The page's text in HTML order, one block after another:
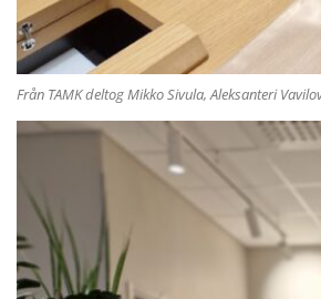
Från TAMK deltog Mikko Sivula, Aleksanteri